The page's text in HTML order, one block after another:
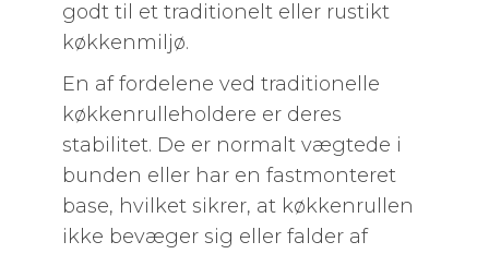
godt til et traditionelt eller rustikt
køkkenmiljø.
En af fordelene ved traditionelle
køkkenrulleholdere er deres
stabilitet. De er normalt vægtede i
bunden eller har en fastmonteret
base, hvilket sikrer, at køkkenrullen
ikke bevæger sig eller falder af